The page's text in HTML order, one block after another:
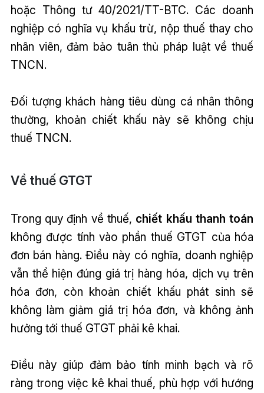
hoặc Thông tư 40/2021/TT-BTC. Các doanh
nghiệp có nghĩa vụ khấu trừ, nộp thuế thay cho
nhân viên, đảm bảo tuân thủ pháp luật về thuế
TNCN.
Đối tượng khách hàng tiêu dùng cá nhân thông
thường, khoản chiết khấu này sẽ không chịu
thuế TNCN.
Về thuế GTGT
Trong quy định về thuế, chiết khấu thanh toán
không được tính vào phần thuế GTGT của hóa
đơn bán hàng. Điều này có nghĩa, doanh nghiệp
vẫn thể hiện đúng giá trị hàng hóa, dịch vụ trên
hóa đơn, còn khoản chiết khấu phát sinh sẽ
không làm giảm giá trị hóa đơn, và không ảnh
hưởng tới thuế GTGT phải kê khai.
Điều này giúp đảm bảo tính minh bạch và rõ
ràng trong việc kê khai thuế, phù hợp với hướng